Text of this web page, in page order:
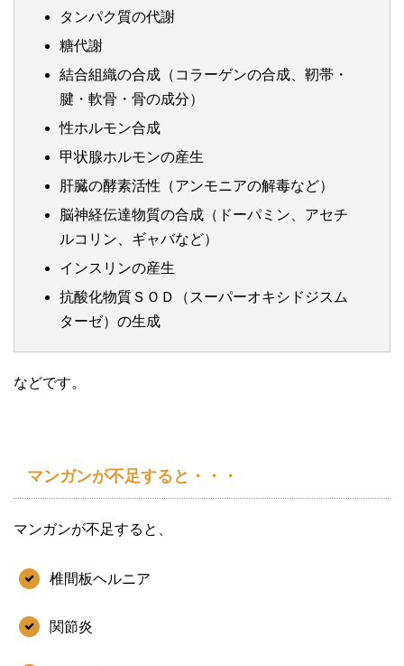
タンパク質の代謝
糖代謝
結合組織の合成（コラーゲンの合成、靭帯・
腱・軟骨・骨の成分）
性ホルモン合成
甲状腺ホルモンの産生
肝臓の酵素活性（アンモニアの解毒など）
脳神経伝達物質の合成（ドーパミン、アセチ
ルコリン、ギャバなど）
インスリンの産生
抗酸化物質ＳＯＤ（スーパーオキシドジスム
ターゼ）の生成
などです。
マンガンが不足すると・・・
マンガンが不足すると、
椎間板ヘルニア
関節炎